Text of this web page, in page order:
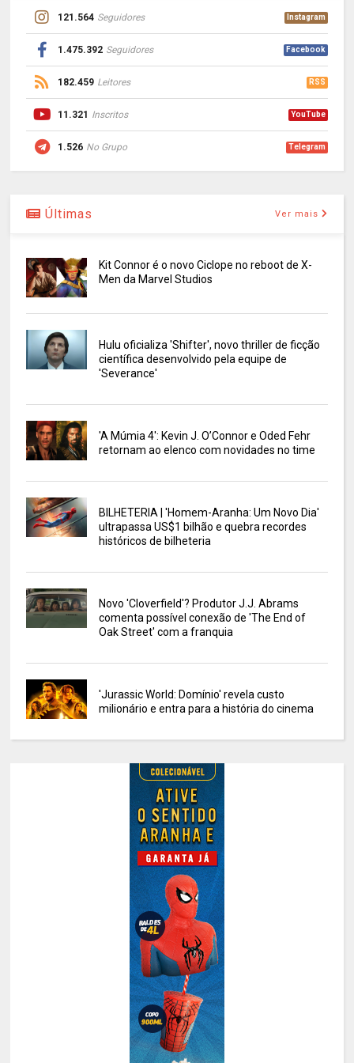
121.564 Seguidores Instagram
1.475.392 Seguidores Facebook
182.459 Leitores RSS
11.321 Inscritos YouTube
1.526 No Grupo Telegram
Últimas Ver mais
Kit Connor é o novo Ciclope no reboot de X-
Men da Marvel Studios
Hulu oficializa 'Shifter', novo thriller de ficção
científica desenvolvido pela equipe de
'Severance'
'A Múmia 4': Kevin J. O’Connor e Oded Fehr
retornam ao elenco com novidades no time
BILHETERIA | 'Homem-Aranha: Um Novo Dia'
ultrapassa US$1 bilhão e quebra recordes
históricos de bilheteria
Novo 'Cloverfield'? Produtor J.J. Abrams
comenta possível conexão de 'The End of
Oak Street' com a franquia
'Jurassic World: Domínio' revela custo
milionário e entra para a história do cinema